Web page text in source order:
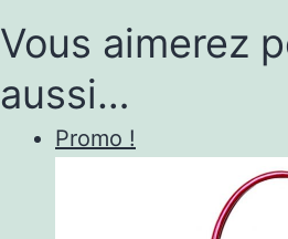
Vous aimerez
aussi…
Promo !